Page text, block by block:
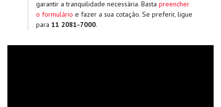
garantir a tranquilidade necessária. Basta preencher
o formulário e fazer a sua cotação. Se preferir, ligue
para 11 2081-7000.